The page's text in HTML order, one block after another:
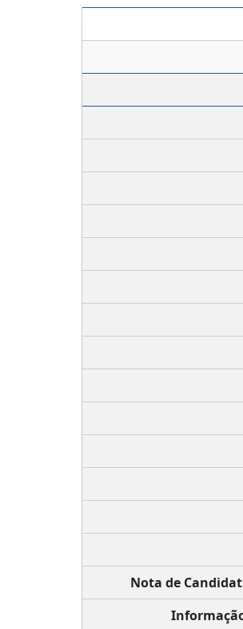
Nota de